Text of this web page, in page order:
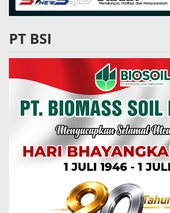
PT BSI